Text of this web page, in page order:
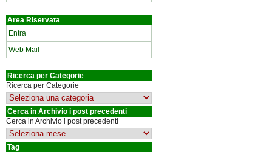
Area Riservata
Entra
Web Mail
Ricerca per Categorie
Ricerca per Categorie
Cerca in Archivio i post precedenti
Cerca in Archivio i post precedenti
Tag